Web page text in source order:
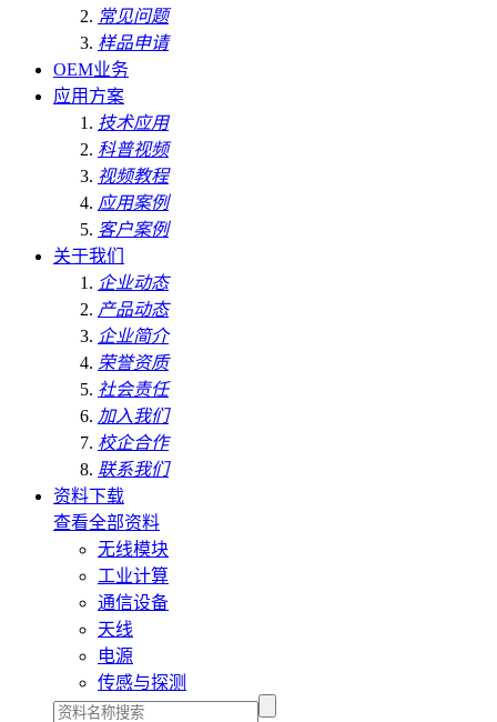
常见问题
样品申请
OEM业务
应用方案
技术应用
科普视频
视频教程
应用案例
客户案例
关于我们
企业动态
产品动态
企业简介
荣誉资质
社会责任
加入我们
校企合作
联系我们
资料下载
查看全部资料
无线模块
工业计算
通信设备
天线
电源
传感与探测